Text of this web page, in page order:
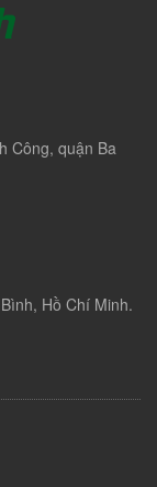
Công, quận Ba
Hồ Chí Minh.